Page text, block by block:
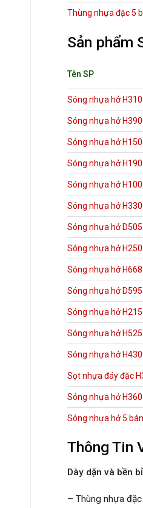
Thùng nhựa đặc 5
Sản phẩm
Tên SP
Sóng nhựa hở H310
Sóng nhựa hở H390
Sóng nhựa hở H150
Sóng nhựa hở H190
Sóng nhựa hở H100
Sóng nhựa hở H330
Sóng nhựa hở D505
Sóng nhựa hở H250
Sóng nhựa hở
Sóng nhựa hở D595
Sóng nhựa hở H215
Sóng nhựa hở
Sóng nhựa hở
Sọt nhựa đáy đặc
Sóng nhựa hở H360
Sóng nhựa hở 5
Thông Tin
Dày dặn và bền bỉ
– Thùng nhựa